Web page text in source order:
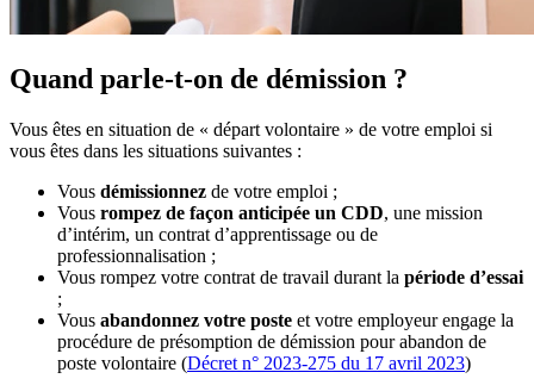
Quand parle-t-on de démission ?
Vous êtes en situation de « départ volontaire » de votre emploi si
vous êtes dans les situations suivantes :
Vous démissionnez de votre emploi ;
Vous rompez de façon anticipée un CDD, une mission
d’intérim, un contrat d’apprentissage ou de
professionnalisation ;
Vous rompez votre contrat de travail durant la période d’essai
;
Vous abandonnez votre poste et votre employeur engage la
procédure de présomption de démission pour abandon de
poste volontaire (Décret n° 2023-275 du 17 avril 2023)